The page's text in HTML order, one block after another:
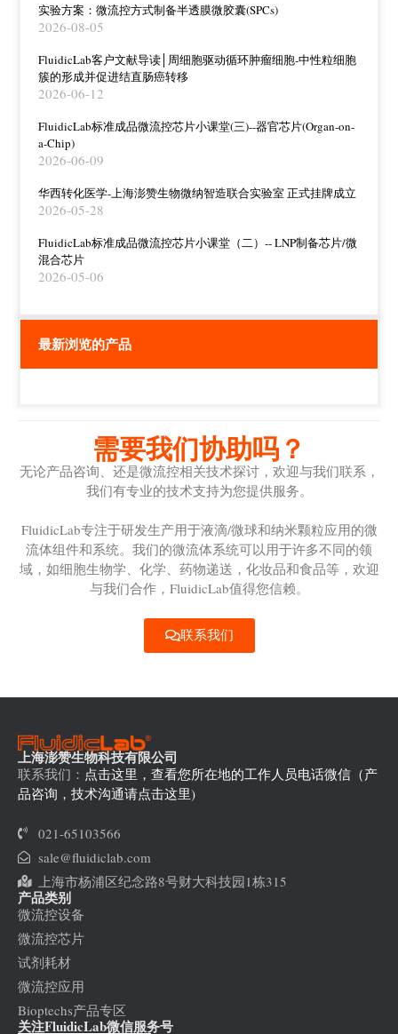
实验方案：微流控方式制备半透膜微胶囊(SPCs)
2026-08-05
FluidicLab客户文献导读│周细胞驱动循环肿瘤细胞-中性粒细胞
簇的形成并促进结直肠癌转移
2026-06-12
FluidicLab标准成品微流控芯片小课堂(三)--器官芯片(Organ-on-
a-Chip)
2026-06-09
华西转化医学-上海澎赞生物微纳智造联合实验室 正式挂牌成立
2026-05-28
FluidicLab标准成品微流控芯片小课堂（二）-- LNP制备芯片/微
混合芯片
2026-05-06
最新浏览的产品
需要我们协助吗？
无论产品咨询、还是微流控相关技术探讨，欢迎与我们联系，
我们有专业的技术支持为您提供服务。
FluidicLab专注于研发生产用于液滴/微球和纳米颗粒应用的微
流体组件和系统。我们的微流体系统可以用于许多不同的领
域，如细胞生物学、化学、药物递送，化妆品和食品等，欢迎
与我们合作，FluidicLab值得您信赖。
联系我们
上海澎赞生物科技有限公司
联系我们： 点击这里，查看您所在地的工作人员电话微信（产
品咨询，技术沟通请点击这里)
021-65103566
sale@fluidiclab.com
上海市杨浦区纪念路8号财大科技园1栋315
产品类别
微流控设备
微流控芯片
试剂耗材
微流控应用
Bioptechs产品专区
关注FluidicLab微信服务号